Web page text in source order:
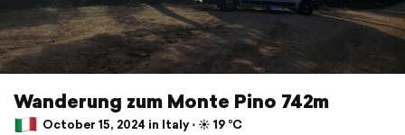
Wanderung zum Monte Pino 742m
October 15, 2024 in Italy ⋅ ☀️ 19 °C